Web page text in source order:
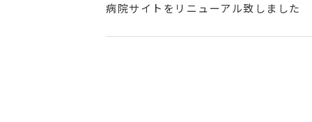
病院サイトをリニューアル致しました